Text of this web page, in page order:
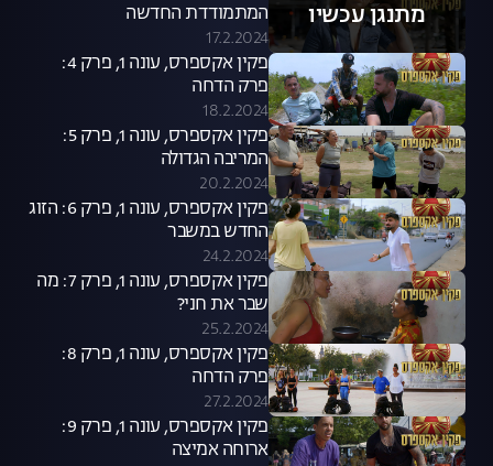
מתנגן עכשיו
המתמודדת החדשה
17.2.2024
פקין אקספרס, עונה 1, פרק 4:
פרק הדחה
18.2.2024
פקין אקספרס, עונה 1, פרק 5:
המריבה הגדולה
20.2.2024
פקין אקספרס, עונה 1, פרק 6: הזוג
החדש במשבר
24.2.2024
פקין אקספרס, עונה 1, פרק 7: מה
שבר את חני?
25.2.2024
פקין אקספרס, עונה 1, פרק 8:
פרק הדחה
27.2.2024
פקין אקספרס, עונה 1, פרק 9:
ארוחה אמיצה